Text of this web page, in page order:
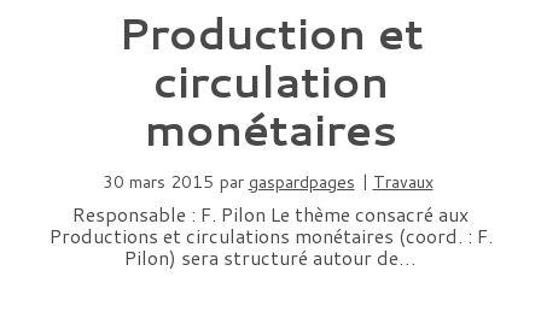
Production et
circulation
monétaires
30 mars 2015 par gaspardpages | Travaux
Responsable : F. Pilon Le thème consacré aux
Productions et circulations monétaires (coord. : F.
Pilon) sera structuré autour de…